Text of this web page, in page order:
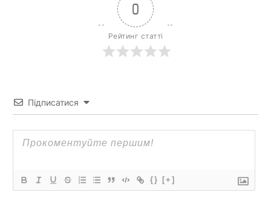
0
Рейтинг статті
Підписатися
{} [+]